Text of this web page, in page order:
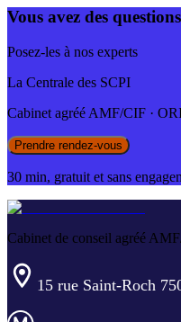
Vous avez des
Posez-les à nos experts
La Centrale des SCPI
Cabinet agréé AMF/CIF ·
Prendre rendez-vous
30 min, gratuit et sans
Cabinet de conseil agréé
15 rue Saint-Roch